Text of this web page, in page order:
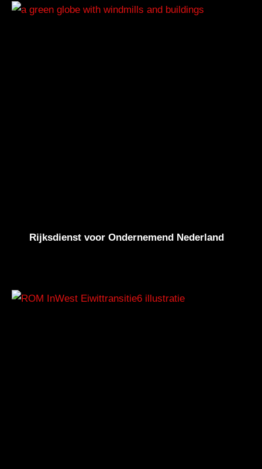
Rijksdienst voor Ondernemend Nederland